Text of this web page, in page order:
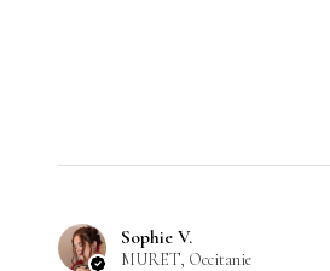
Sophie V.
MURET, Occitanie